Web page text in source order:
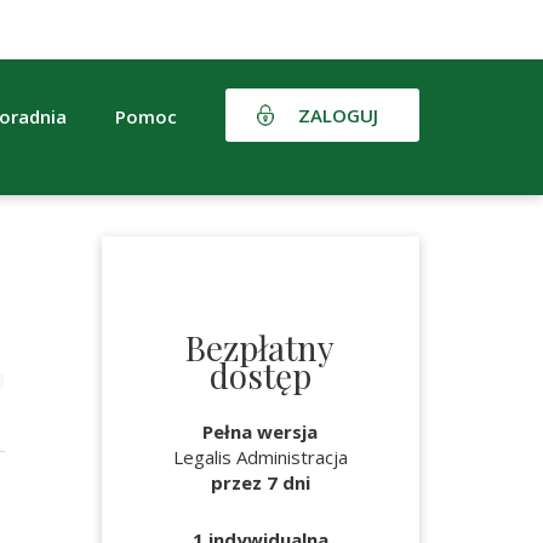
Pomoc ZALOGUJ
Bezpłatny
dostęp
Pełna wersja
Legalis Administracja
przez 7 dni